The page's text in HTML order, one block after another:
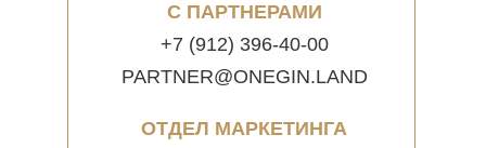
С ПАРТНЕРАМИ
+7 (912) 396-40-00
PARTNER@ONEGIN.LAND
ОТДЕЛ МАРКЕТИНГА